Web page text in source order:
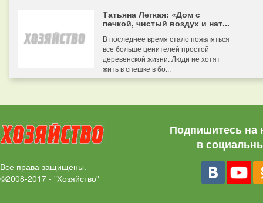
Татьяна Легкая: «Дом с
печкой, чистый воздух и нат...
В последнее время стало появляться
все больше ценителей простой
деревенской жизни. Люди не хотят
жить в спешке в бо...
Все права защищены.
©2008-2017 - "Хозяйство"
Подпишитесь на
в